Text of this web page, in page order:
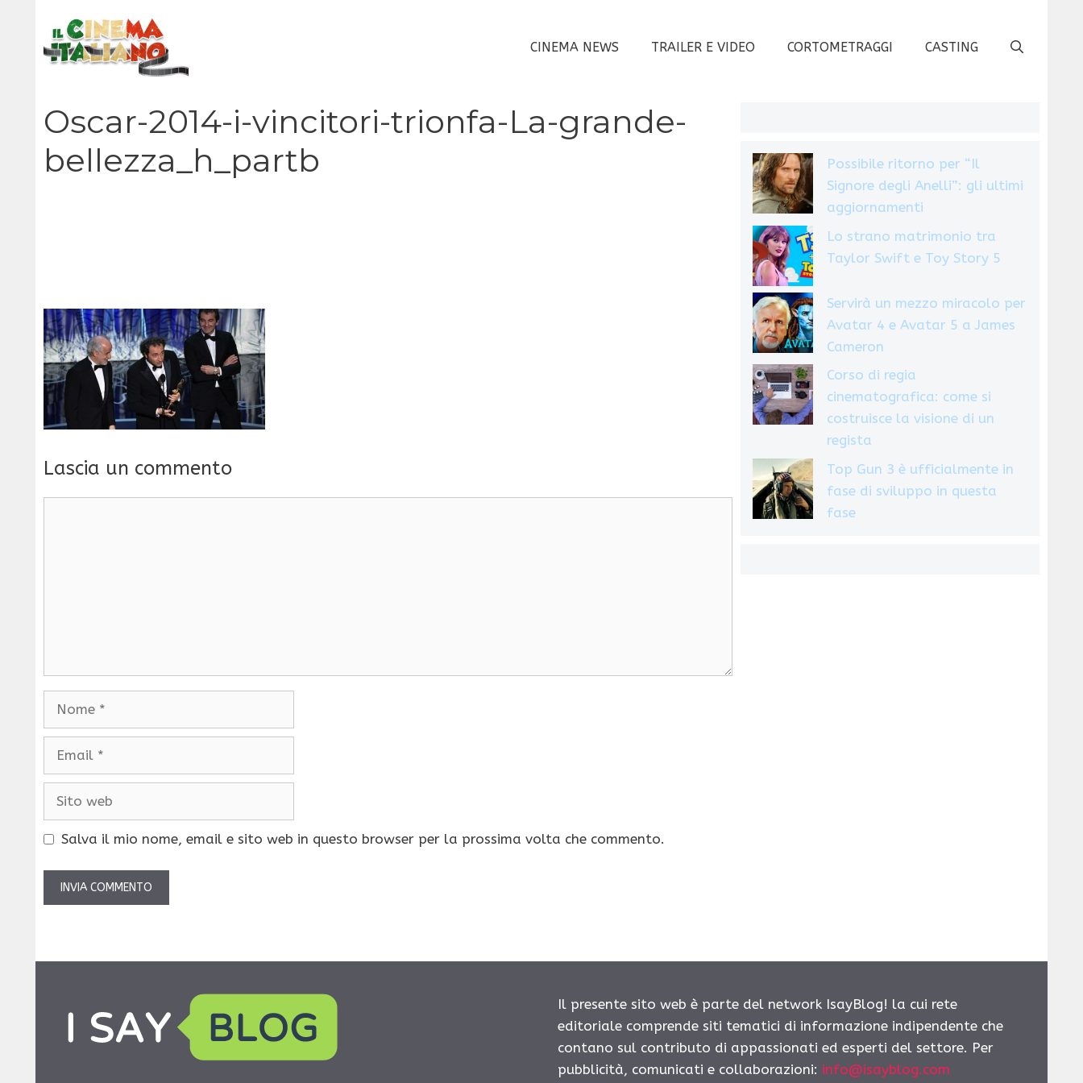
contenuto
CINEMA NEWS TRAILER E VIDEO CORTOMETRAGGI CASTING
Oscar-2014-i-vincitori-trionfa-La-grande-
bellezza_h_partb
Lascia un commento
Salva il mio nome, email e sito web in questo browser per la prossima volta che commento.
Possibile ritorno per “Il
Signore degli Anelli”: gli ultimi
aggiornamenti
Lo strano matrimonio tra
Taylor Swift e Toy Story 5
Servirà un mezzo miracolo per
Avatar 4 e Avatar 5 a James
Cameron
Corso di regia
cinematografica: come si
costruisce la visione di un
regista
Top Gun 3 è ufficialmente in
fase di sviluppo in questa
fase
Il presente sito web è parte del network IsayBlog! la cui rete
editoriale comprende siti tematici di informazione indipendente che
contano sul contributo di appassionati ed esperti del settore. Per
pubblicità, comunicati e collaborazioni: info@isayblog.com